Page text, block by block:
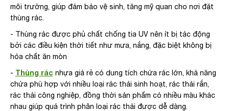
môi trường, giúp đảm bảo vệ sinh, tăng mỹ quan cho nơi đặt
thùng rác.
- Thùng rác được phủ chất chống tia UV nên ít bị tác động
bởi các điều kiện thời tiết như mưa, nắng, đặc biệt không bị
hóa chất ăn mòn
- Thùng rác nhựa giá rẻ có dung tích chứa rác lớn, khả năng
chứa phù hợp với nhiều loại rác thải sinh hoạt, rác thải rắn,
rác thải công nghiệp, đồng thời sản phẩm có nhiều màu khác
nhau giúp quá trình phân loại rác thải được dễ dàng.